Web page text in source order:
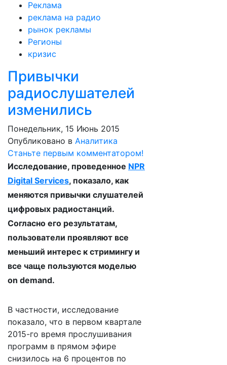
Реклама
реклама на радио
рынок рекламы
Регионы
кризис
Привычки
радиослушателей
изменились
Понедельник, 15 Июнь 2015
Опубликовано в Аналитика
Станьте первым комментатором!
Исследование, проведенное NPR
Digital Services, показало, как
меняются привычки слушателей
цифровых радиостанций.
Согласно его результатам,
пользователи проявляют все
меньший интерес к стримингу и
все чаще пользуются моделью
on demand.
В частности, исследование
показало, что в первом квартале
2015-го время прослушивания
программ в прямом эфире
снизилось на 6 процентов по